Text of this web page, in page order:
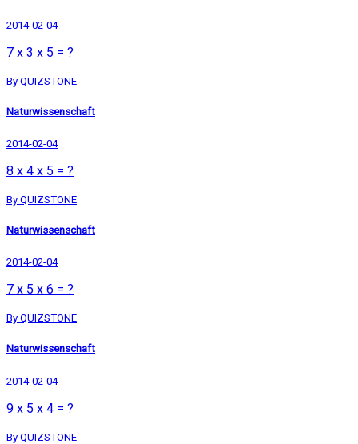
2014-02-04
7 x 3 x 5 = ?
By QUIZSTONE
Naturwissenschaft
2014-02-04
8 x 4 x 5 = ?
By QUIZSTONE
Naturwissenschaft
2014-02-04
7 x 5 x 6 = ?
By QUIZSTONE
Naturwissenschaft
2014-02-04
9 x 5 x 4 = ?
By QUIZSTONE